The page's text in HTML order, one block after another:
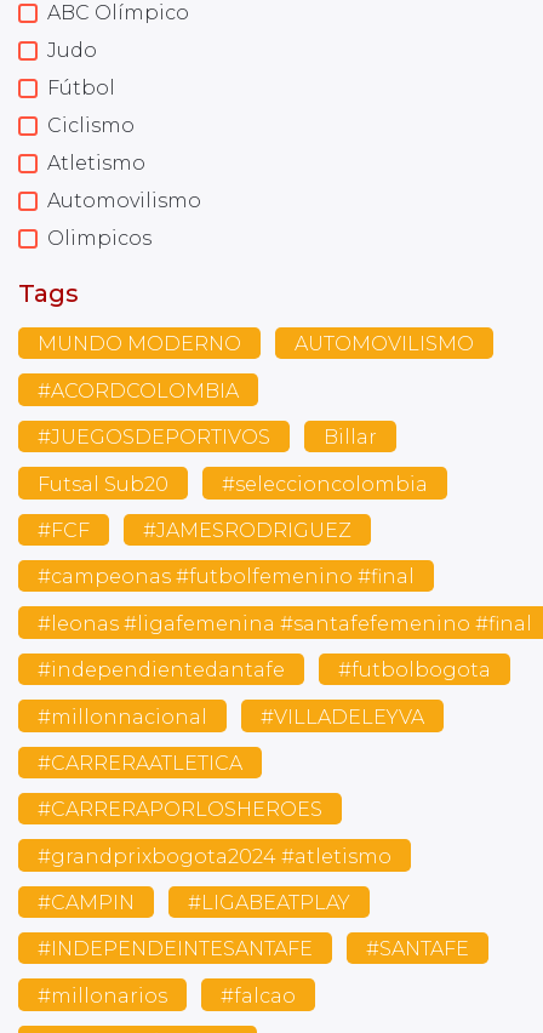
ABC Olímpico
Judo
Fútbol
Ciclismo
Atletismo
Automovilismo
Olimpicos
Tags
MUNDO MODERNO AUTOMOVILISMO
#ACORDCOLOMBIA
#JUEGOSDEPORTIVOS Billar
Futsal Sub20 #seleccioncolombia
#FCF #JAMESRODRIGUEZ
#campeonas #futbolfemenino #final
#leonas #ligafemenina #santafefemenino #final
#independientedantafe #futbolbogota
#millonnacional #VILLADELEYVA
#CARRERAATLETICA
#CARRERAPORLOSHEROES
#grandprixbogota2024 #atletismo
#CAMPIN #LIGABEATPLAY
#INDEPENDEINTESANTAFE #SANTAFE
#millonarios #falcao